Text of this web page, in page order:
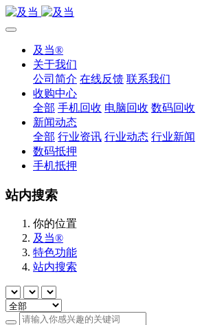
及当®
关于我们
公司简介 在线反馈 联系我们
收购中心
全部 手机回收 电脑回收 数码回收
新闻动态
全部 行业资讯 行业动态 行业新闻
数码抵押
手机抵押
站内搜索
你的位置
及当®
特色功能
站内搜索